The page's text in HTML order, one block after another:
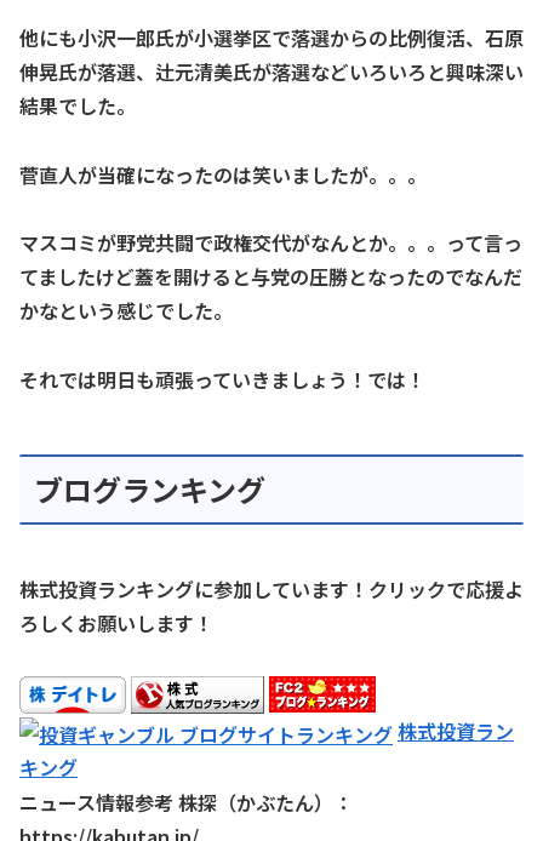
他にも小沢一郎氏が小選挙区で落選からの比例復活、石原
伸晃氏が落選、辻元清美氏が落選などいろいろと興味深い
結果でした。
菅直人が当確になったのは笑いましたが。。。
マスコミが野党共闘で政権交代がなんとか。。。って言っ
てましたけど蓋を開けると与党の圧勝となったのでなんだ
かなという感じでした。
それでは明日も頑張っていきましょう！では！
ブログランキング
株式投資ランキングに参加しています！クリックで応援よ
ろしくお願いします！
株式投資ラン
キング
ニュース情報参考 株探（かぶたん）：